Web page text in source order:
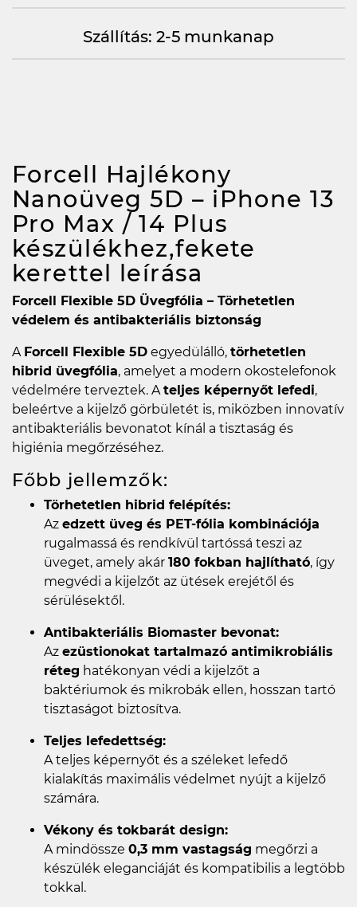
Szállítás: 2-5 munkanap
Forcell Hajlékony
Nanoüveg 5D – iPhone 13
Pro Max / 14 Plus
készülékhez,fekete
kerettel leírása
Forcell Flexible 5D Üvegfólia – Törhetetlen
védelem és antibakteriális biztonság
A Forcell Flexible 5D egyedülálló, törhetetlen
hibrid üvegfólia, amelyet a modern okostelefonok
védelmére terveztek. Ateljes képernyőt lefedi,
beleértve a kijelző görbületét is, miközben innovatív
antibakteriális bevonatot kínál a tisztaság és
higiénia megőrzéséhez.
Főbb jellemzők:
Törhetetlen hibrid felépítés:
Az edzett üveg és PET-fólia kombinációja
rugalmassá és rendkívül tartóssá teszi az
üveget, amely akár 180 fokban hajlítható, így
megvédi a kijelzőt az ütések erejétől és
sérülésektől.
Antibakteriális Biomaster bevonat:
Az ezüstionokat tartalmazó antimikrobiális
réteg hatékonyan védi a kijelzőt a
baktériumok és mikrobák ellen, hosszan tartó
tisztaságot biztosítva.
Teljes lefedettség:
A teljes képernyőt és a széleket lefedő
kialakítás maximális védelmet nyújt a kijelző
számára.
Vékony és tokbarát design:
A mindössze 0,3 mm vastagság megőrzi a
készülék eleganciáját és kompatibilis a legtöbb
tokkal.